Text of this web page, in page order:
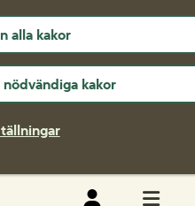
alla kakor
kakor